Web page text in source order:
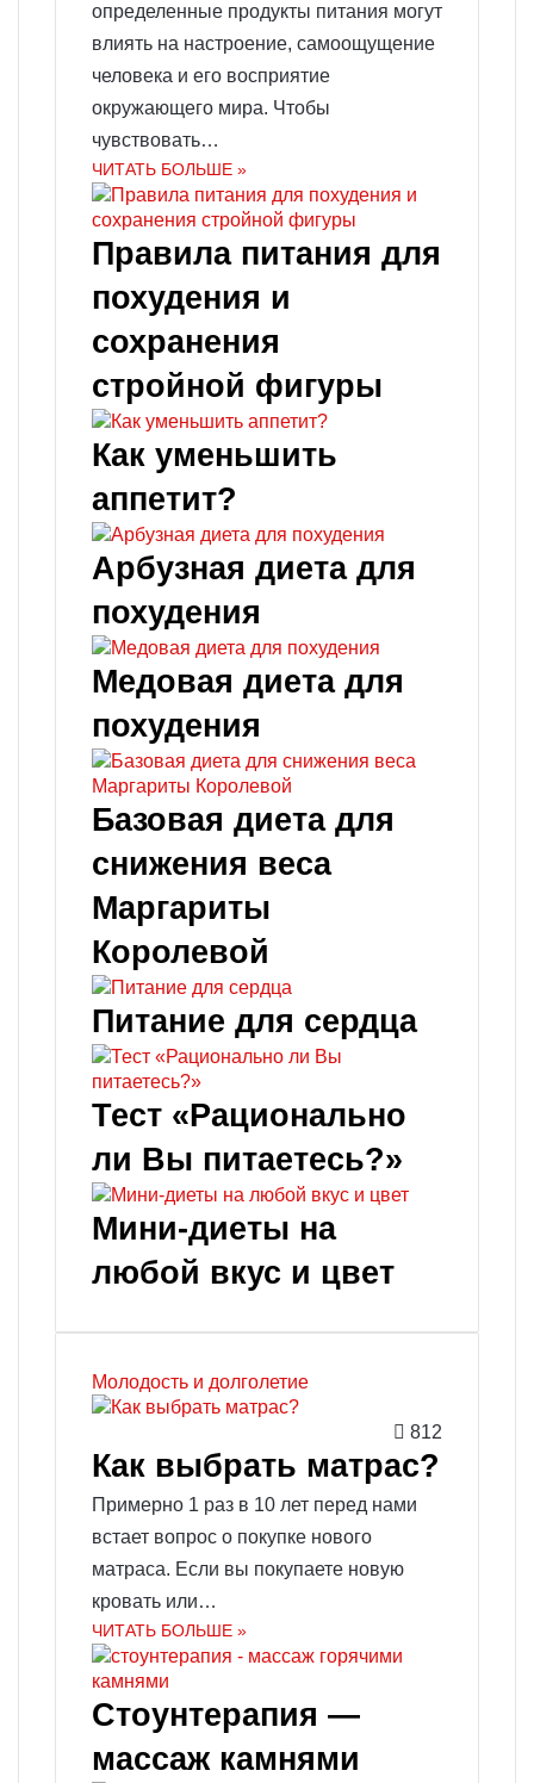
определенные продукты питания могут
влиять на настроение, самоощущение
человека и его восприятие
окружающего мира. Чтобы
чувствовать…
ЧИТАТЬ БОЛЬШЕ »
Правила питания для
похудения и
сохранения
стройной фигуры
Как уменьшить
аппетит?
Арбузная диета для
похудения
Медовая диета для
похудения
Базовая диета для
снижения веса
Маргариты
Королевой
Питание для сердца
Тест «Рационально
ли Вы питаетесь?»
Мини-диеты на
любой вкус и цвет
Молодость и долголетие
812
Как выбрать матрас?
Примерно 1 раз в 10 лет перед нами
встает вопрос о покупке нового
матраса. Если вы покупаете новую
кровать или…
ЧИТАТЬ БОЛЬШЕ »
Стоунтерапия —
массаж камнями